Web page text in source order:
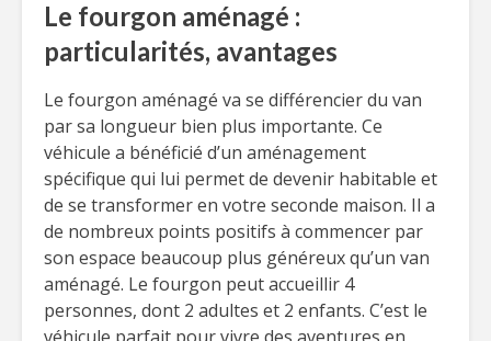
Le fourgon aménagé :
particularités, avantages
Le fourgon aménagé va se différencier du van
par sa longueur bien plus importante. Ce
véhicule a bénéficié d’un aménagement
spécifique qui lui permet de devenir habitable et
de se transformer en votre seconde maison. Il a
de nombreux points positifs à commencer par
son espace beaucoup plus généreux qu’un van
aménagé. Le fourgon peut accueillir 4
personnes, dont 2 adultes et 2 enfants. C’est le